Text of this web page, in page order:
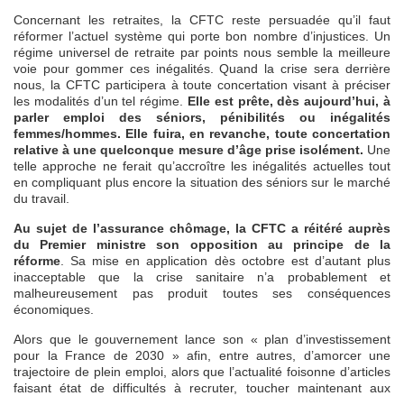
Concernant les retraites, la CFTC reste persuadée qu’il faut
réformer l’actuel système qui porte bon nombre d’injustices. Un
régime universel de retraite par points nous semble la meilleure
voie pour gommer ces inégalités. Quand la crise sera derrière
nous, la CFTC participera à toute concertation visant à préciser
les modalités d’un tel régime. Elle est prête, dès aujourd’hui, à
parler emploi des séniors, pénibilités ou inégalités
femmes/hommes. Elle fuira, en revanche, toute concertation
relative à une quelconque mesure d’âge prise isolément. Une
telle approche ne ferait qu’accroître les inégalités actuelles tout
en compliquant plus encore la situation des séniors sur le marché
du travail.
Au sujet de l’assurance chômage, la CFTC a réitéré auprès
du Premier ministre son opposition au principe de la
réforme . Sa mise en application dès octobre est d’autant plus
inacceptable que la crise sanitaire n’a probablement et
malheureusement pas produit toutes ses conséquences
économiques.
Alors que le gouvernement lance son « plan d’investissement
pour la France de 2030 » afin, entre autres, d’amorcer une
trajectoire de plein emploi, alors que l’actualité foisonne d’articles
faisant état de difficultés à recruter, toucher maintenant aux